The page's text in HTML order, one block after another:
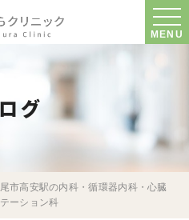
MENU
グ
市高安駅の内科・循環器内科・心臓
ーション科